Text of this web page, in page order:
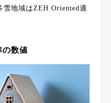
雪地域はZEH Oriented適
の数値